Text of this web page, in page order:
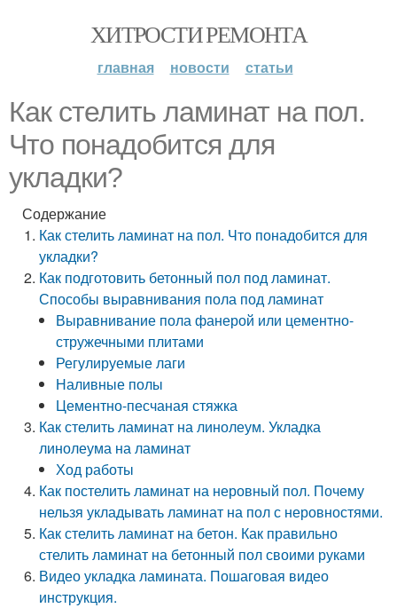
ХИТРОСТИ РЕМОНТА
главная новости статьи
Как стелить ламинат на пол.
Что понадобится для
укладки?
Содержание
Как стелить ламинат на пол. Что понадобится для
укладки?
Как подготовить бетонный пол под ламинат.
Способы выравнивания пола под ламинат
Выравнивание пола фанерой или цементно-
стружечными плитами
Регулируемые лаги
Наливные полы
Цементно-песчаная стяжка
Как стелить ламинат на линолеум. Укладка
линолеума на ламинат
Ход работы
Как постелить ламинат на неровный пол. Почему
нельзя укладывать ламинат на пол с неровностями.
Как стелить ламинат на бетон. Как правильно
стелить ламинат на бетонный пол своими руками
Видео укладка ламината. Пошаговая видео
инструкция.